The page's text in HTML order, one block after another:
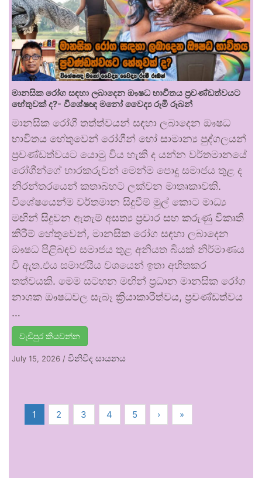
මානසික රෝග සඳහා ලබාදෙන ඖෂධ භාවිතය ප්‍රචණ්ඩත්වයට
හේතුවක් ද?- විශේෂඥ මනෝ වෛද්‍ය රූමි රූබන්
මානසික රෝගී තත්ත්වයන් සඳහා ලබාදෙන ඖෂධ
භාවිතය හේතුවෙන් රෝගීන් හෝ සාමාන්‍ය පුද්ගලයන්
ප්‍රචණ්ඩත්වයට යොමු විය හැකි ද යන්න වර්තමානයේ
රෝගීන්ගේ භාරකරුවන් මෙන්ම පොදු සමාජය තුළ ද
නිරන්තරයෙන් කතාබහට ලක්වන මාතෘකාවකි.
විශේෂයෙන්ම වර්තමාන සිදුවීම් මුල් කොට මාධ්‍ය
මඟින් සිදුවන ඇතැම් අසත්‍ය ප්‍රචාර සහ කරුණු විකෘති
කිරීම් හේතුවෙන්, මානසික රෝග සඳහා ලබාදෙන
ඖෂධ පිළිබඳව සමාජය තුළ අනියත බියක් නිර්මාණය
වී ඇත.එය සමාජයීය වශයෙන් ඉතා අහිතකර
තත්වයකි. මෙම සටහන මඟින් ප්‍රධාන මානසික රෝග
නාශක ඖෂධවල සැබෑ ක්‍රියාකාරීත්වය, ප්‍රචණ්ඩත්වය
…
වැඩිපුර කියවන්න
July 15, 2026 / විනිවිද සායනය
1 2 3 4 5 › »